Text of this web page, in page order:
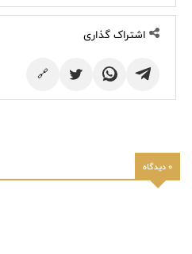
اشتراک گذاری
🔗
0 دیدگاه